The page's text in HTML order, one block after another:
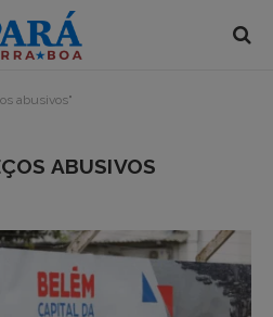
abusivos"
ABUSIVOS